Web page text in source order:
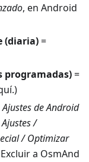
, en Android
(diaria)=
programadas)=
Ajustes de Android
Ajustes /
/ Optimizar
a OsmAnd